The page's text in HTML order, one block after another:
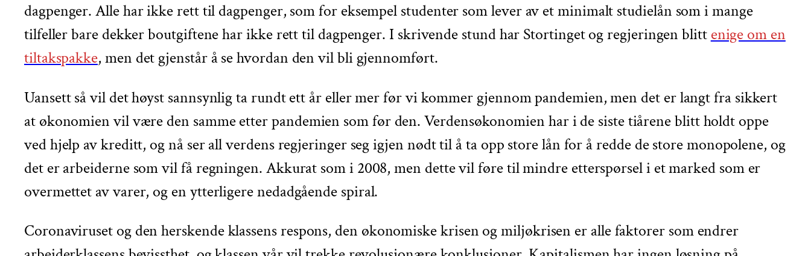
dagpenger. Alle har ikke rett til dagpenger, som for eksempel studenter som lever av et minimalt studielån som i mange
tilfeller bare dekker boutgiftene har ikke rett til dagpenger. I skrivende stund har Stortinget og regjeringen blitt enige om en
tiltakspakke, men det gjenstår å se hvordan den vil bli gjennomført.
Uansett så vil det høyst sannsynlig ta rundt ett år eller mer før vi kommer gjennom pandemien, men det er langt fra sikkert
at økonomien vil være den samme etter pandemien som før den. Verdensøkonomien har i de siste tiårene blitt holdt oppe
ved hjelp av kreditt, og nå ser all verdens regjeringer seg igjen nødt til å ta opp store lån for å redde de store monopolene, og
det er arbeiderne som vil få regningen. Akkurat som i 2008, men dette vil føre til mindre etterspørsel i et marked som er
overmettet av varer, og en ytterligere nedadgående spiral.
Coronaviruset og den herskende klassens respons, den økonomiske krisen og miljøkrisen er alle faktorer som endrer